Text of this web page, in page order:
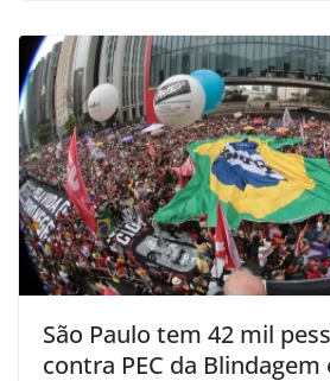
São Paulo tem 42 mil
contra PEC da Blindagem